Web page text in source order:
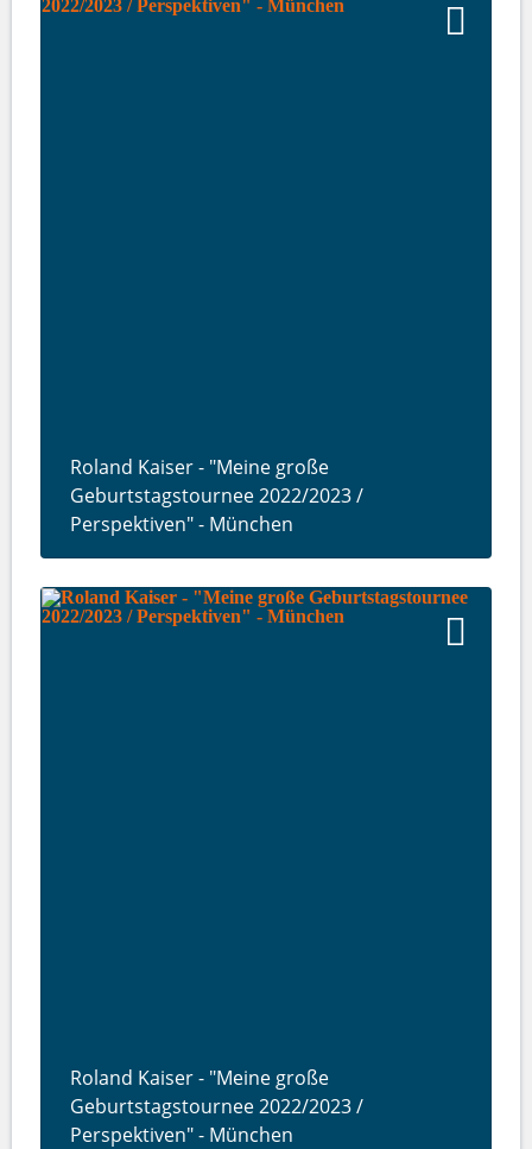
Roland Kaiser - "Meine große
Geburtstagstournee 2022/2023 /
Perspektiven" - München
Roland Kaiser - "Meine große
Geburtstagstournee 2022/2023 /
Perspektiven" - München